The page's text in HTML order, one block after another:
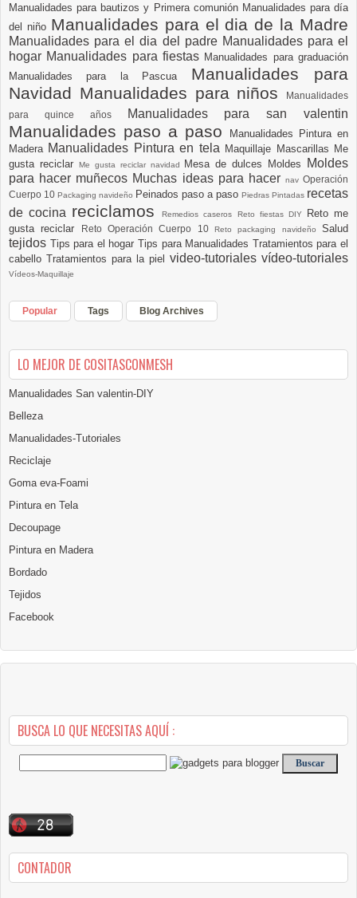
Manualidades para bautizos y Primera comunión Manualidades para día
del niño Manualidades para el dia de la Madre
Manualidades para el dia del padre Manualidades para el
hogar Manualidades para fiestas Manualidades para graduación
Manualidades para la Pascua Manualidades para
Navidad Manualidades para niños
Manualidades
para quince años
Manualidades para san valentin
Manualidades paso a paso
Manualidades Pintura en
Madera Manualidades Pintura en tela Maquillaje Mascarillas Me
gusta reciclar
Me gusta reciclar navidad Mesa de dulces Moldes
Moldes
para hacer muñecos Muchas ideas para hacer nav Operación
Cuerpo 10 Packaging navideño Peinados paso a paso Piedras Pintadas recetas
de cocina reciclamosRemedios caseros Reto fiestas DIY
Reto me
gusta reciclar
Reto Operación Cuerpo 10Reto packaging navideñoSalud
tejidos Tips para el hogarTips para Manualidades Tratamientos para el
cabello Tratamientos para la piel video-tutoriales vídeo-tutoriales
Vídeos-Maquillaje
Popular Tags Blog Archives
LO MEJOR DE COSITASCONMESH
Manualidades San valentin-DIY
Belleza
Manualidades-Tutoriales
Reciclaje
Goma eva-Foami
Pintura en Tela
Decoupage
Pintura en Madera
Bordado
Tejidos
Facebook
BUSCA LO QUE NECESITAS AQUÍ :
CONTADOR